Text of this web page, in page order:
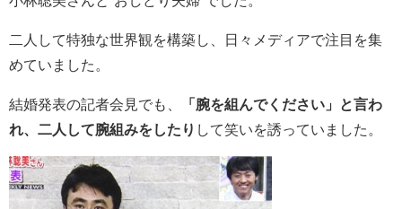
二人して特独な世界観を構築し、日々メディアで注目を集
めていました。
結婚発表の記者会見でも、
「腕を組んでください」と言わ
れ、二人して腕組みをしたり して笑いを誘っていました。